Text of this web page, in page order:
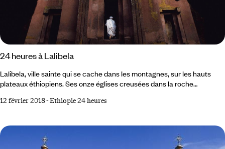
24 heures à Lalibela
Lalibela, ville sainte qui se cache dans les montagnes, sur les hauts
plateaux éthiopiens. Ses onze églises creusées dans la roche
fait construire ces églises après un voyage à Jérusalem, pour épargner
est tel que l’on ne peut que croire à l’intervention divine contée par nos
hôtes, les prêtres de Lalibela :
12 février 2018-Ethiopie 24 heures